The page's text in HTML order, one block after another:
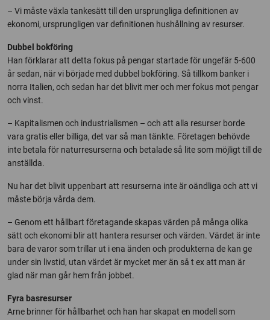
– Vi måste växla tankesätt till den ursprungliga definitionen av
ekonomi, ursprungligen var definitionen hushållning av resurser.
Dubbel bokföring
Han förklarar att detta fokus på pengar startade för ungefär 5-600
år sedan, när vi började med dubbel bokföring. Så tillkom banker i
norra Italien, och sedan har det blivit mer och mer fokus mot pengar
och vinst.
– Kapitalismen och industrialismen – och att alla resurser borde
vara gratis eller billiga, det var så man tänkte. Företagen behövde
inte betala för naturresurserna och betalade så lite som möjligt till de
anställda.
Nu har det blivit uppenbart att resurserna inte är oändliga och att vi
måste börja vårda dem.
– Genom ett hållbart företagande skapas värden på många olika
sätt och ekonomi blir att hantera resurser och värden. Värdet är inte
bara de varor som trillar ut i ena änden och produkterna de kan ge
under sin livstid, utan värdet är mycket mer än så t ex att man är
glad när man går hem från jobbet.
Fyra basresurser
Arne brinner för hållbarhet och han har skapat en modell som